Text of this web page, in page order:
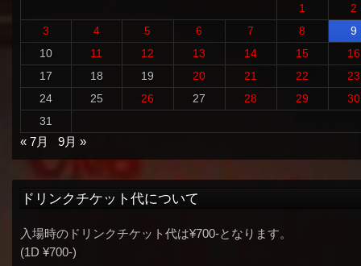
1
2
3
4 5 6 7 8
9
10
11 12 13 14 15
16
17
18 19 20 21 22
23
24
25 26 27 28 29
30
31
« 7月
9月 »
ドリンクチケット代について
入場時のドリンクチケット代は¥700-となります。
(1D ¥700-)